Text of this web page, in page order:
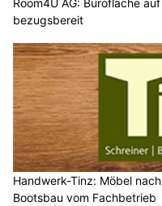
Room4U AG: Bürofläche
bezugsbereit
Handwerk-Tinz: Möbel
Bootsbau vom Fachbetrieb